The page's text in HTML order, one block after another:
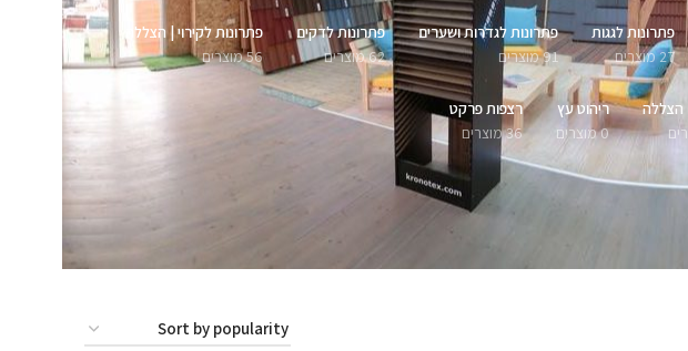
פתרונות לגגות
27 מוצרים
פתרונות לגדרות ושערים
91 מוצרים
פתרונות לדקים
62 מוצרים
פתרונות לקירוי | הצללה
56 מוצרים
| הצללה
ריהוט עץ
0 מוצרים
רצפות פרקט
36 מוצרים